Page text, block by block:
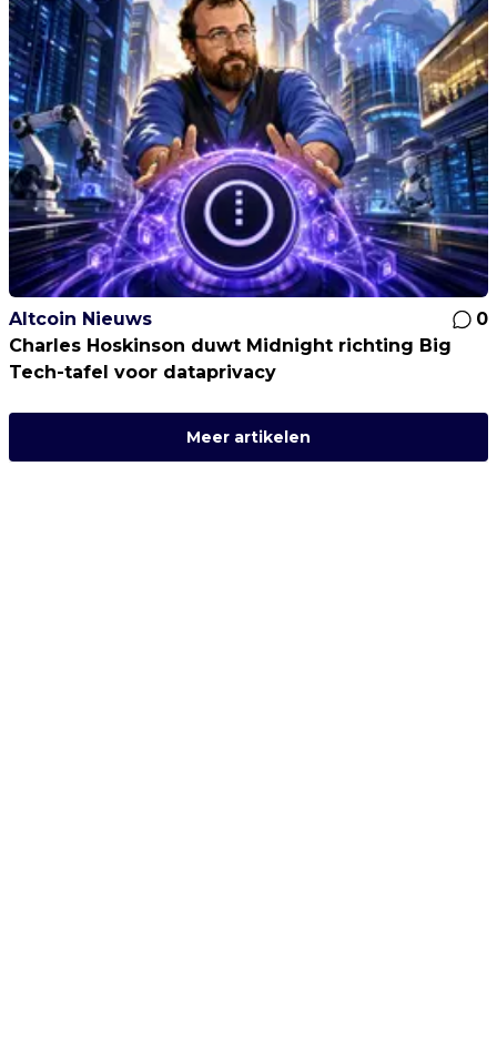
Altcoin Nieuws
0
Charles Hoskinson duwt Midnight richting Big
Tech-tafel voor dataprivacy
Meer artikelen